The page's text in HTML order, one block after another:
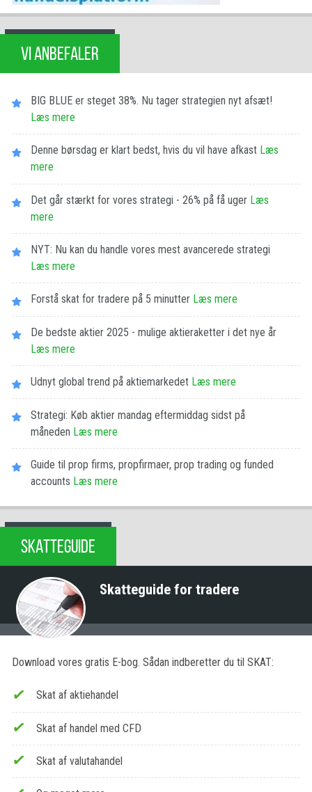
VI ANBEFALER
BIG BLUE er steget 38%. Nu tager strategien nyt afsæt!
Læs mere
Denne børsdag er klart bedst, hvis du vil have afkast Læs
mere
Det går stærkt for vores strategi - 26% på få uger Læs
mere
NYT: Nu kan du handle vores mest avancerede strategi
Læs mere
Forstå skat for tradere på 5 minutter Læs mere
De bedste aktier 2025 - mulige aktieraketter i det nye år
Læs mere
Udnyt global trend på aktiemarkedet Læs mere
Strategi: Køb aktier mandag eftermiddag sidst på
måneden Læs mere
Guide til prop firms, propfirmaer, prop trading og funded
accounts Læs mere
SKATTEGUIDE
Skatteguide for tradere
Download vores gratis E-bog. Sådan indberetter du til SKAT:
Skat af aktiehandel
Skat af handel med CFD
Skat af valutahandel